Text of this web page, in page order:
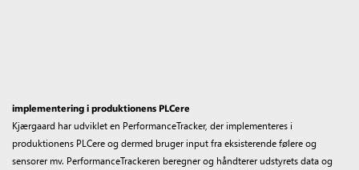
implementering i produktionens PLCere
Kjærgaard har udviklet en PerformanceTracker, der implementeres i
produktionens PLCere og dermed bruger input fra eksisterende følere og
sensorer mv. PerformanceTrackeren beregner og håndterer udstyrets data og